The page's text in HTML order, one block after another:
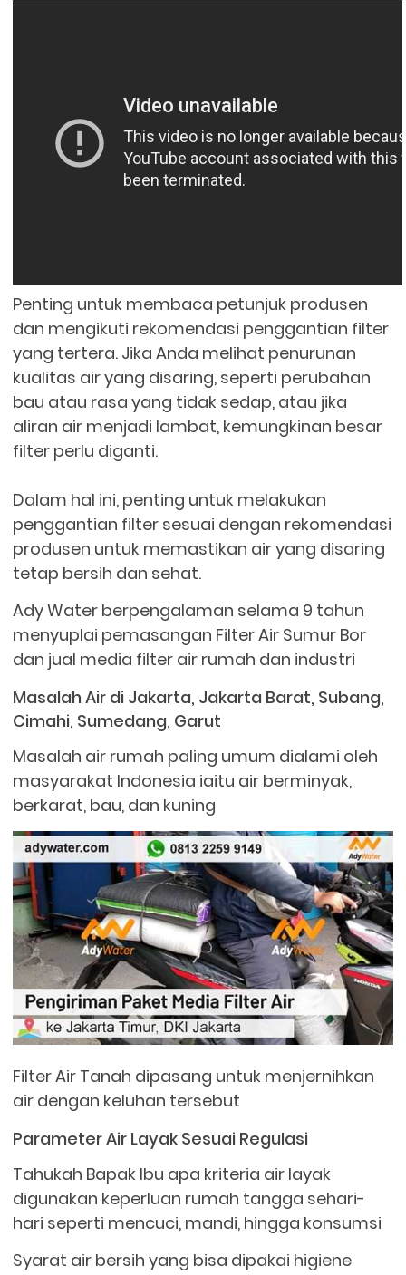
Penting untuk membaca petunjuk produsen
dan mengikuti rekomendasi penggantian filter
yang tertera. Jika Anda melihat penurunan
kualitas air yang disaring, seperti perubahan
bau atau rasa yang tidak sedap, atau jika
aliran air menjadi lambat, kemungkinan besar
filter perlu diganti.
Dalam hal ini, penting untuk melakukan
penggantian filter sesuai dengan rekomendasi
produsen untuk memastikan air yang disaring
tetap bersih dan sehat.
Ady Water berpengalaman selama 9 tahun
menyuplai pemasangan Filter Air Sumur Bor
dan jual media filter air rumah dan industri
Masalah Air di Jakarta, Jakarta Barat, Subang,
Cimahi, Sumedang, Garut
Masalah air rumah paling umum dialami oleh
masyarakat Indonesia iaitu air berminyak,
berkarat, bau, dan kuning
Filter Air Tanah dipasang untuk menjernihkan
air dengan keluhan tersebut
Parameter Air Layak Sesuai Regulasi
Tahukah Bapak Ibu apa kriteria air layak
digunakan keperluan rumah tangga sehari-
hari seperti mencuci, mandi, hingga konsumsi
Syarat air bersih yang bisa dipakai higiene